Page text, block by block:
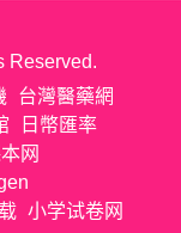
Reserved.
台灣醫藥網
日幣匯率
网
小学试卷网